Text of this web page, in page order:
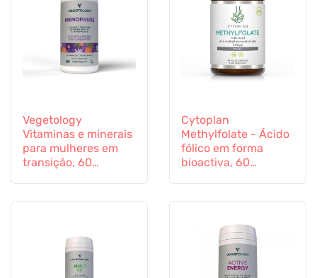
Vegetology
Vitaminas e minerais
para mulheres em
transição, 60
Cytoplan
Methylfolate - Ácido
fólico em forma
bioactiva, 60